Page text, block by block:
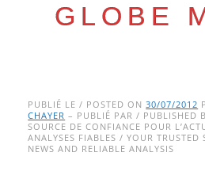
GLOBE
Main menu
to
content
PUBLIÉ LE / POSTED ON30/07/2012
CHAYER – PUBLIÉ PAR / PUBLISHED
SOURCE DE CONFIANCE POUR
ANALYSES FIABLES / YOUR TRUSTED
NEWS AND RELIABLE ANALYSIS